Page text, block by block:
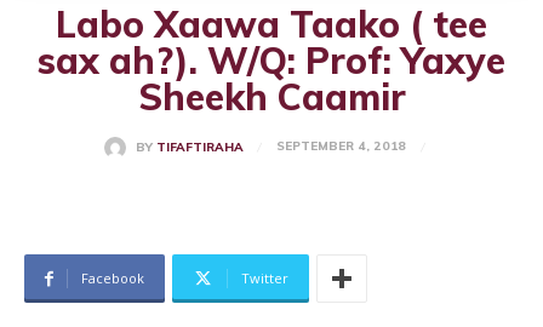
Labo Xaawa Taako ( tee
sax ah?). W/Q: Prof: Yaxye
Sheekh Caamir
BY TIFAFTIRAHA SEPTEMBER 4, 2018
Facebook Twitter